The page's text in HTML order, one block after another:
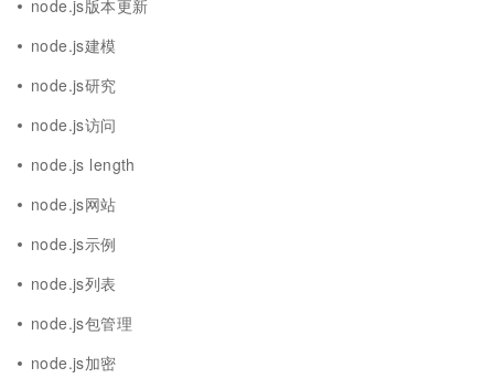
node.js版本更新
node.js建模
node.js研究
node.js访问
node.js length
node.js网站
node.js示例
node.js列表
node.js包管理
node.js加密